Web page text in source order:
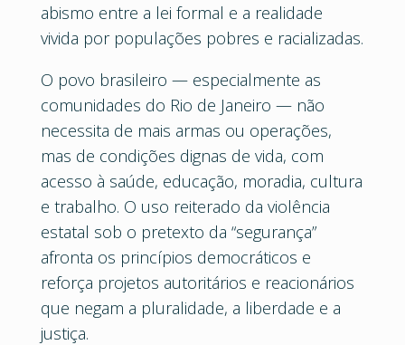
abismo entre a lei formal e a realidade
vivida por populações pobres e racializadas.
O povo brasileiro — especialmente as
comunidades do Rio de Janeiro — não
necessita de mais armas ou operações,
mas de condições dignas de vida, com
acesso à saúde, educação, moradia, cultura
e trabalho. O uso reiterado da violência
estatal sob o pretexto da “segurança”
afronta os princípios democráticos e
reforça projetos autoritários e reacionários
que negam a pluralidade, a liberdade e a
justiça.